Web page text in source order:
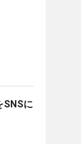
SNSに